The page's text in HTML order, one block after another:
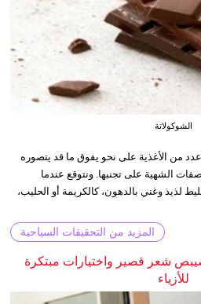
الشوكولاتة
من الأغذية على نحو يفوق ما قد يتصوره
الشهية على تجنبها. ونتوقع عندما
لذيذ وغني بالدهون، كالكريمة أو الحليب،
المزيد من التحقيقات السياحية
شعر قصير واختيارات مبتكرة
للأزياء